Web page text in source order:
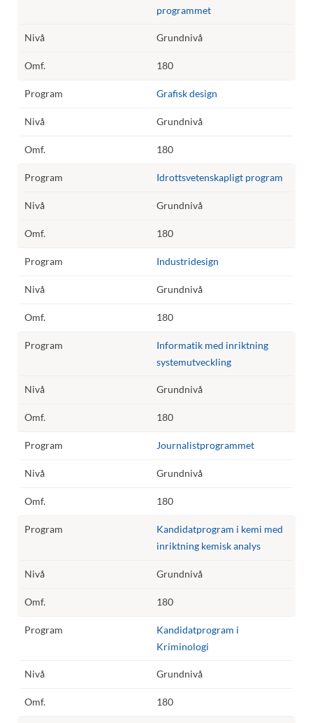
programmet
Grundnivå
180
Grafisk design
Grundnivå
180
Idrottsvetenskapligt program
Grundnivå
180
Industridesign
Grundnivå
180
Informatik med inriktning
systemutveckling
Grundnivå
180
Journalistprogrammet
Grundnivå
180
Kandidatprogram i kemi med
inriktning kemisk analys
Grundnivå
180
Kandidatprogram i
Kriminologi
Grundnivå
180